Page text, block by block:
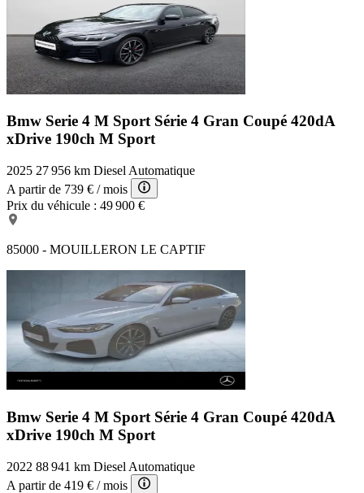
Bmw Serie 4 M Sport Série 4 Gran Coupé 420dA
xDrive 190ch M Sport
2025 27 956 km Diesel Automatique
A partir de 739 € / mois
Prix du véhicule : 49 900 €
85000 - MOUILLERON LE CAPTIF
Bmw Serie 4 M Sport Série 4 Gran Coupé 420dA
xDrive 190ch M Sport
2022 88 941 km Diesel Automatique
A partir de 419 € / mois